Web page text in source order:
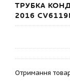
ТРУБКА
2016
Отримання